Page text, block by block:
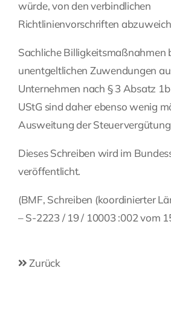
würde, von den verbindlichen
Richtlinienvorschriften
Sachliche Billigkeitsmaßnahmen
unentgeltlichen Zuwendungen
Unternehmen nach § 3 Absatz
UStG sind daher ebenso wenig
Ausweitung der
Dieses Schreiben wird im
veröffentlicht.
(BMF, Schreiben (koordinierter
– S-2223 / 19 / 10003 :002 vom
Zurück